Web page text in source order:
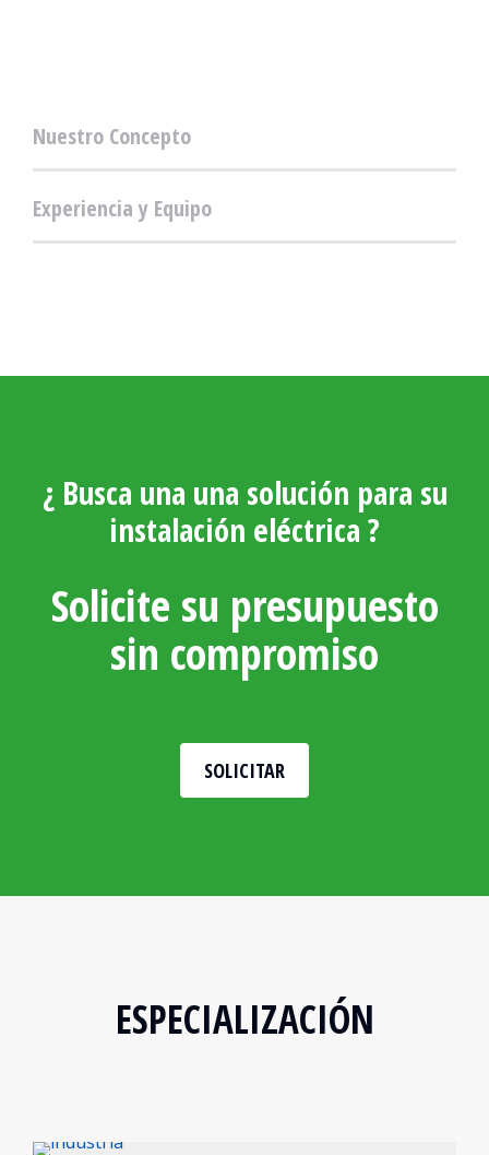
Nuestro Concepto
Experiencia y Equipo
¿ Busca una una solución para su
instalación eléctrica ?
Solicite su presupuesto
sin compromiso
SOLICITAR
ESPECIALIZACIÓN